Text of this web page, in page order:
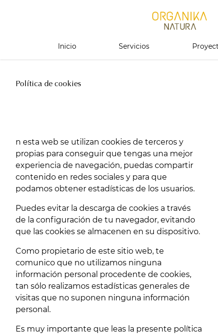
Inicio Servicios
Política de cookies
n esta web se utilizan cookies de terceros y
propias para conseguir que tengas una mejor
experiencia de navegación, puedas compartir
contenido en redes sociales y para que
podamos obtener estadísticas de los usuarios.
Puedes evitar la descarga de cookies a través
de la configuración de tu navegador, evitando
que las cookies se almacenen en su dispositivo.
Como propietario de este sitio web, te
comunico que no utilizamos ninguna
información personal procedente de cookies,
tan sólo realizamos estadísticas generales de
visitas que no suponen ninguna información
personal.
Es muy importante que leas la presente política